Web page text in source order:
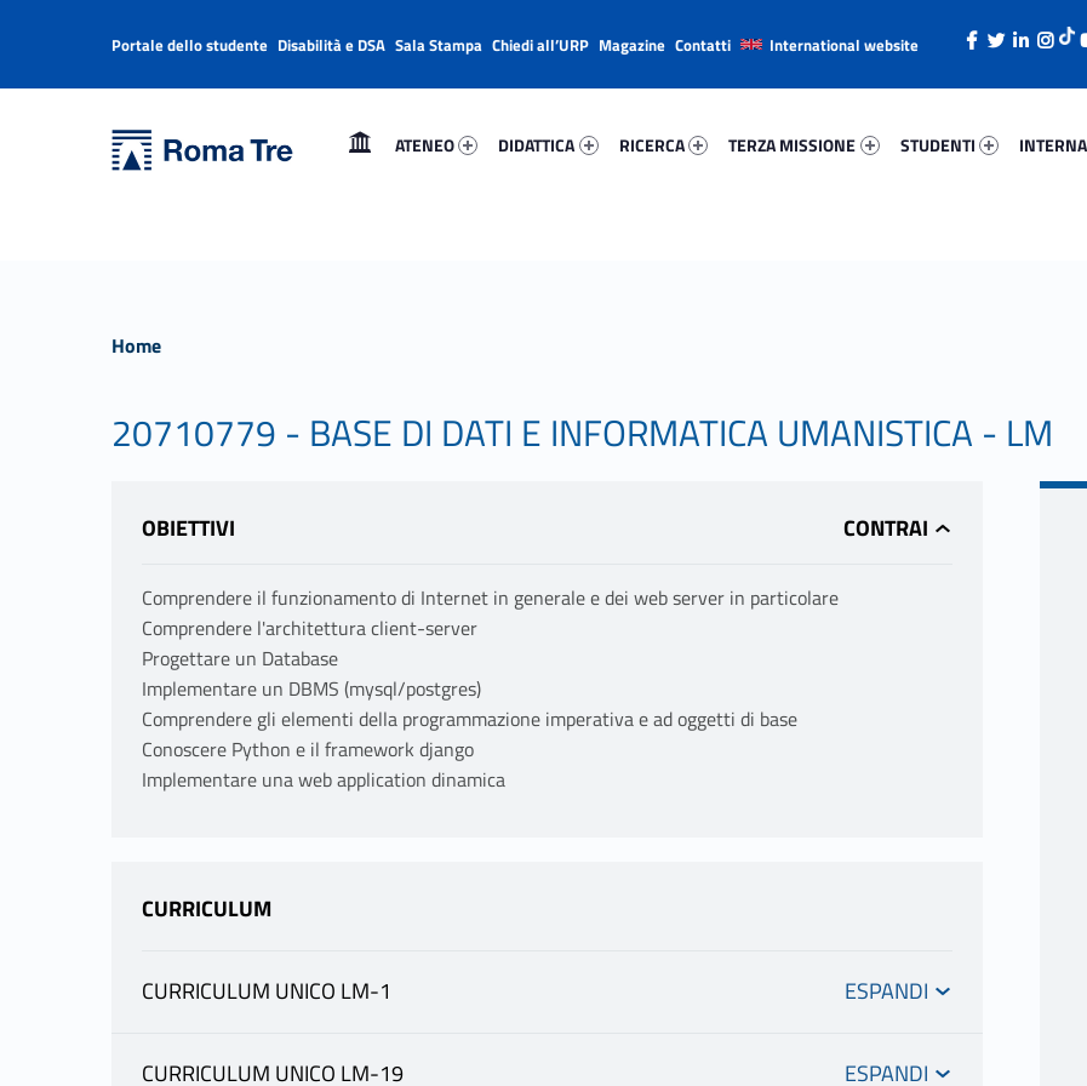
Università Roma Tre
ATENEO
DIDATTICA
RICERCA
TERZA MISSIONE
STUDENTI
Header info sidebar
Portale dello studente Disabilità e DSA Sala Stampa Chiedi all’URP Magazine Contatti International website
Home
20710779 - BASE DI DATI E INFORMATICA UMANISTICA - LM
OBIETTIVI
Comprendere il funzionamento di Internet in generale e dei web server in particolare
Comprendere l'architettura client-server
Progettare un Database
Implementare un DBMS (mysql/postgres)
Comprendere gli elementi della programmazione imperativa e ad oggetti di base
Conoscere Python e il framework django
Implementare una web application dinamica
CURRICULUM
CURRICULUM UNICO LM-1
CURRICULUM UNICO LM-19